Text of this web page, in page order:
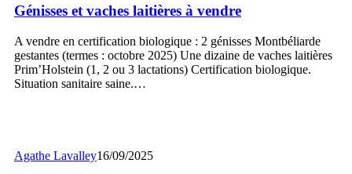
vaches
laitières
à
vendre
Génisses et vaches laitières à vendre
A vendre en certification biologique : 2 génisses Montbéliarde
gestantes (termes : octobre 2025) Une dizaine de vaches laitières
Prim’Holstein (1, 2 ou 3 lactations) Certification biologique.
Situation sanitaire saine.…
Agathe Lavalley16/09/2025